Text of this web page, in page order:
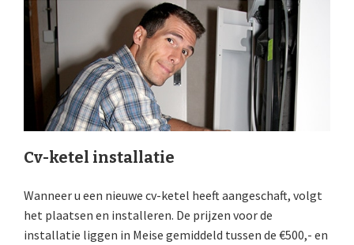
Cv-ketel installatie
Wanneer u een nieuwe cv-ketel heeft aangeschaft, volgt
het plaatsen en installeren. De prijzen voor de
installatie liggen in Meise gemiddeld tussen de €500,- en